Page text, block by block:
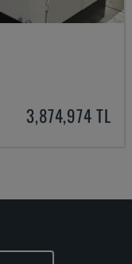
3,874,974 TL